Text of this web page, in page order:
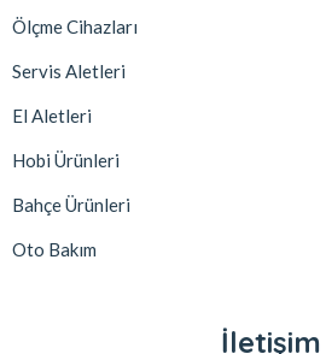
Ölçme Cihazları
Servis Aletleri
El Aletleri
Hobi Ürünleri
Bahçe Ürünleri
Oto Bakım
İletişim